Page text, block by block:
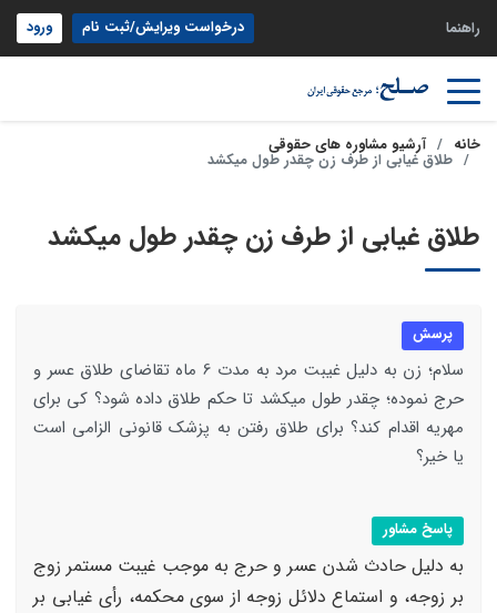
راهنما درخواست ویرایش/ثبت نام ورود
خانه آرشیو مشاوره های حقوقی
طلاق غیابی از طرف زن چقدر طول میکشد
طلاق غیابی از طرف زن چقدر طول میکشد
پرسش
سلام؛ زن به دلیل غیبت مرد به مدت 6 ماه تقاضای طلاق عسر و
حرج نموده؛ چقدر طول میکشد تا حکم طلاق داده شود؟ کی برای
مهریه اقدام کند؟ برای طلاق رفتن به پزشک قانونی الزامی است
یا خیر؟
پاسخ مشاور
به دلیل حادث شدن عسر و حرج به موجب غیبت مستمر زوج
بر زوجه، و استماع دلائل زوجه از سوی محکمه، رأی غیابی بر